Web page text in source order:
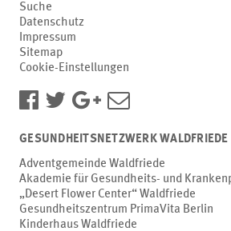
Suche
Datenschutz
Impressum
Sitemap
Cookie-Einstellungen
GESUNDHEITSNETZWERK WALDFRIEDE
Adventgemeinde Waldfriede
Akademie für Gesundheits- und
„Desert Flower Center“ Waldfriede
Gesundheitszentrum PrimaVita Berlin
Kinderhaus Waldfriede